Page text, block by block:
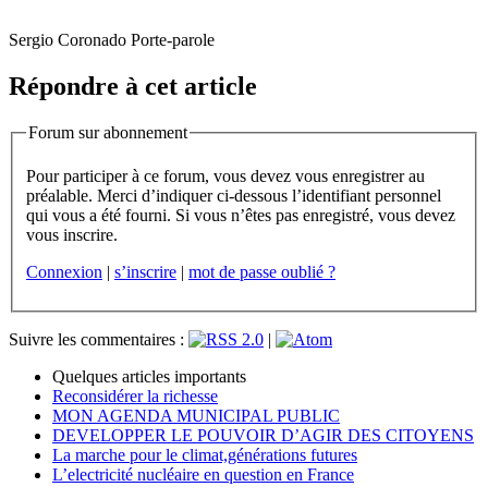
Sergio Coronado Porte-parole
Répondre à cet article
Forum sur abonnement
Pour participer à ce forum, vous devez vous enregistrer au
préalable. Merci d’indiquer ci-dessous l’identifiant personnel
qui vous a été fourni. Si vous n’êtes pas enregistré, vous devez
vous inscrire.
Connexion | s’inscrire | mot de passe oublié ?
Suivre les commentaires :
|
Quelques articles importants
Reconsidérer la richesse
MON AGENDA MUNICIPAL PUBLIC
DEVELOPPER LE POUVOIR D’AGIR DES CITOYENS
La marche pour le climat,générations futures
L’electricité nucléaire en question en France